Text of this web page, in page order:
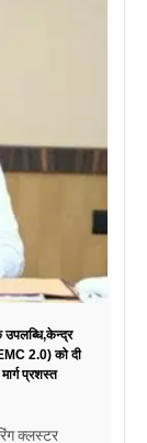
उपलब्धि,केन्द्र
2.0) को दी
प्रशस्त
क्लस्टर